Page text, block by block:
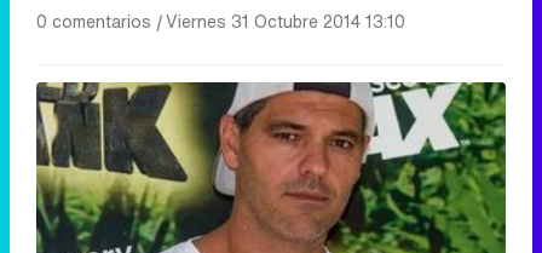
0 comentarios |Viernes 31 Octubre 2014 13:10